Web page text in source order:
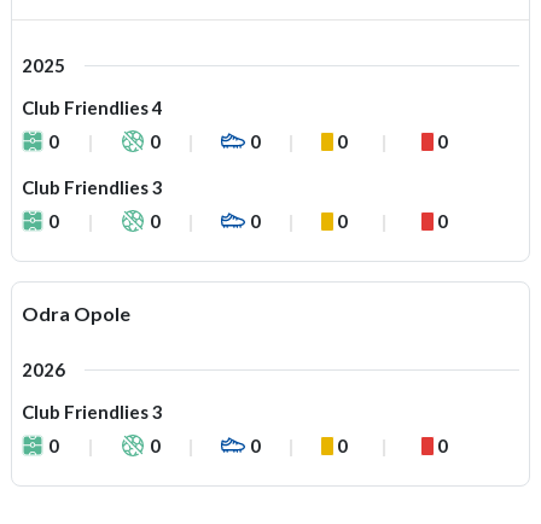
2025
Club Friendlies 4
0
0 0 0 0
Club Friendlies 3
0
0 0 0 0
Odra Opole
2026
Club Friendlies 3
0
0 0 0 0